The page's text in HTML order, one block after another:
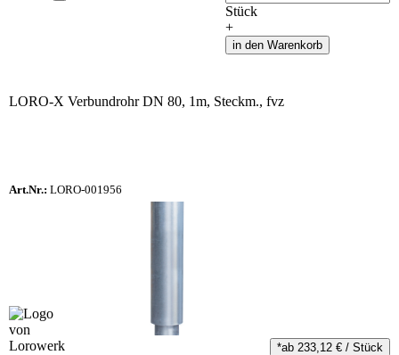
Stück
+
in den Warenkorb
LORO-X Verbundrohr DN 80, 1m, Steckm., fvz
Art.Nr.: LORO-001956
*ab 233,12 €/ Stück